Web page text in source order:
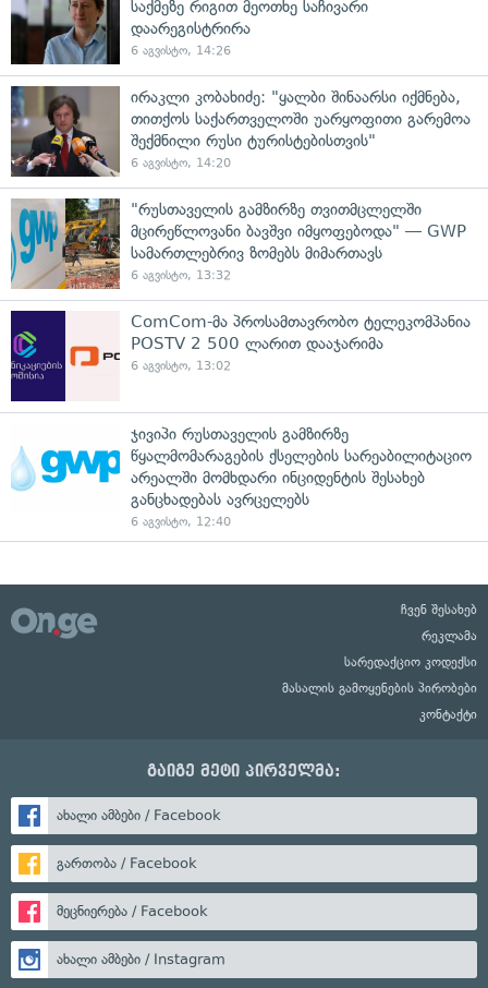
საქმეზე რიგით მეოთხე საჩივარი
დაარეგისტრირა
6 აგვისტო, 14:26
ირაკლი კობახიძე: "ყალბი შინაარსი იქმნება,
თითქოს საქართველოში უარყოფითი გარემოა
შექმნილი რუსი ტურისტებისთვის"
6 აგვისტო, 14:20
"რუსთაველის გამზირზე თვითმცლელში
მცირეწლოვანი ბავშვი იმყოფებოდა" — GWP
სამართლებრივ ზომებს მიმართავს
6 აგვისტო, 13:32
ComCom-მა პროსამთავრობო ტელეკომპანია
POSTV 2 500 ლარით დააჯარიმა
6 აგვისტო, 13:02
ჯივიპი რუსთაველის გამზირზე
წყალმომარაგების ქსელების სარეაბილიტაციო
არეალში მომხდარი ინციდენტის შესახებ
განცხადებას ავრცელებს
6 აგვისტო, 12:40
ჩვენ შესახებ
რეკლამა
სარედაქციო კოდექსი
მასალის გამოყენების პირობები
კონტაქტი
გაიგე მეტი პირველმა:
ახალი ამბები / Facebook
გართობა / Facebook
მეცნიერება / Facebook
ახალი ამბები / Instagram